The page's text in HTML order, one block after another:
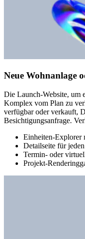
Neue Wohnanlage
Die Launch-Website, um
Komplex vom Plan zu
verfügbar oder verkauft,
Besichtigungsanfrage.
Einheiten-Explorer
Detailseite für
Termin- oder
Projekt-